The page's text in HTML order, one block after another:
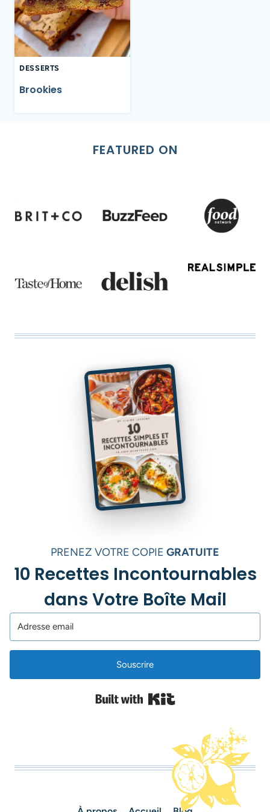
DESSERTS
Brookies
FEATURED ON
PRENEZ VOTRE COPIE GRATUITE
10 Recettes Incontournables
dans Votre Boîte Mail
Souscrire
Built with Kit